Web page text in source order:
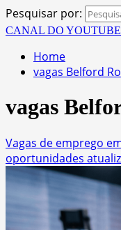
Pesquisar por:
CANAL DO YOUTUBE
Home
vagas Belford
vagas
Vagas de emprego
oportunidades